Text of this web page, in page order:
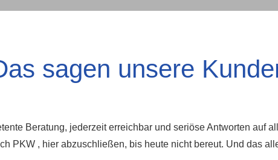
sagen unsere
Beratung, jederzeit erreichbar und seriöse Antworten auf
PKW , hier abzuschließen, bis heute nicht bereut. Und das